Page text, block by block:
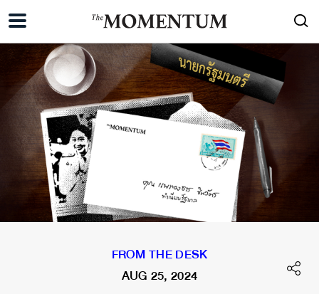
FROM THE DESK
AUG 25, 2024